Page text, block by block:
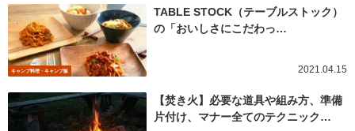
キャンプ料理・キャンプ飯
TABLE STOCK（テーブルストック）
の「おいしさにこだわっ…
2021.04.15
【焚き火】必要な道具や組み方、準備
片付け、マナー全てのテクニック…